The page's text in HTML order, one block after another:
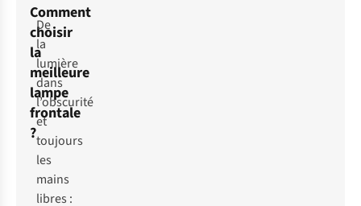
Comment
choisir
la
meilleure
lampe
frontale
?
De
la
lumière
dans
l’obscurité
et
toujours
les
mains
libres :